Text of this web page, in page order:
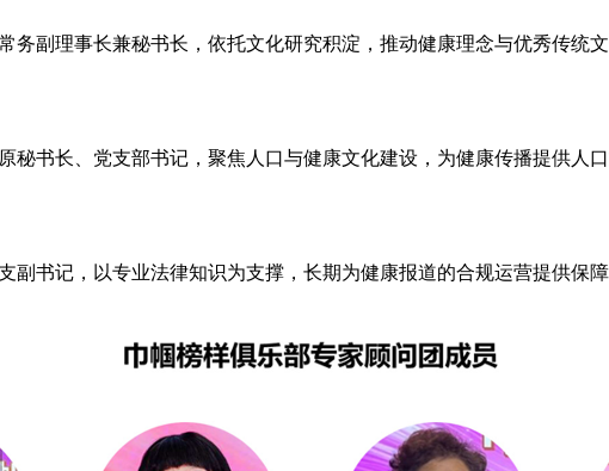
务副理事长兼秘书长，依托文化研究积淀，推动健康理念与优秀传统
秘书长、党支部书记，聚焦人口与健康文化建设，为健康传播提供人
副书记，以专业法律知识为支撑，长期为健康报道的合规运营提供保